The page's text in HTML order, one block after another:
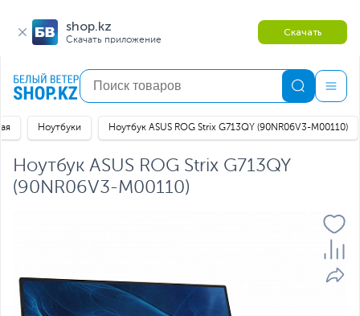
shop.kz
Скачать приложение
Скачать
Ноутбуки Ноутбук ASUS ROG Strix G713QY (90NR06V3-M00110)
Ноутбук ASUS ROG Strix G713QY
(90NR06V3-M00110)